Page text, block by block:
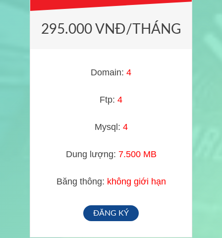
295.000 VNĐ/THÁNG
Domain: 4
Ftp: 4
Mysql: 4
Dung lượng: 7.500 MB
Băng thông: không giới hạn
ĐĂNG KÝ